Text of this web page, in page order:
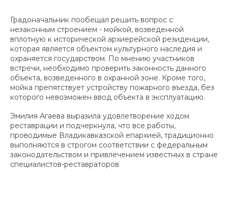
Градоначальник пообещал решить вопрос с
незаконным строением - мойкой, возведенной
вплотную к исторической архиерейской резиденции,
которая является объектом культурного наследия и
охраняется государством. По мнению участников
встречи, необходимо проверить законность данного
объекта, возведенного в охранной зоне. Кроме того,
мойка препятствует устройству пожарного въезда, без
которого невозможен ввод объекта в эксплуатацию.
Эмилия Агаева выразила удовлетворение ходом
реставрации и подчеркнула, что все работы,
проводимые Владикавказской епархией, традиционно
выполняются в строгом соответствии с федеральным
законодательством и привлечением известных в стране
специалистов-реставраторов.